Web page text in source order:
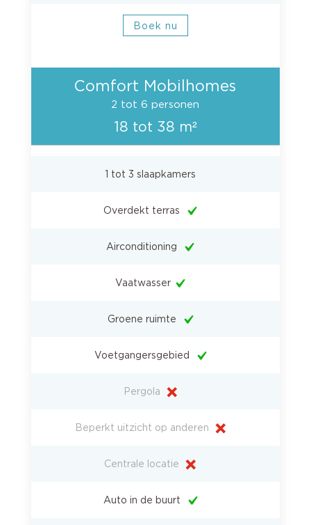
Boek nu
Comfort Mobilhomes
2 tot 6 personen
18 tot 38 m²
1 tot 3 slaapkamers
Overdekt terras
Airconditioning
Vaatwasser
Groene ruimte
Voetgangersgebied
Pergola
Beperkt uitzicht op anderen
Centrale locatie
Auto in de buurt